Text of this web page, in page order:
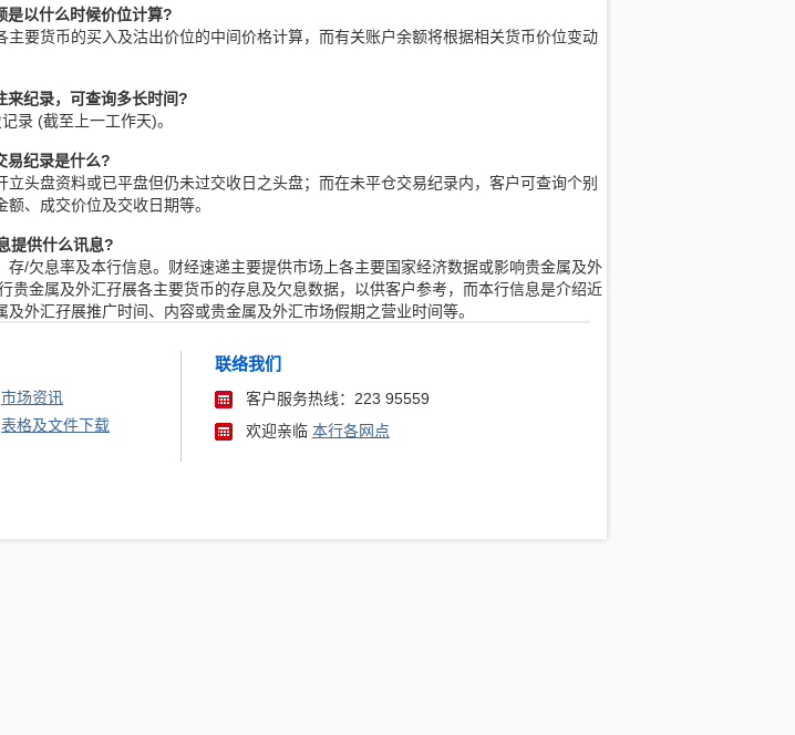
以什么时候价位计算?
主要货币的买入及沽出价位的中间价格计算，而有关账户余额将根据相关货币价位变动
纪录，可查询多长时间?
录 (截至上一工作天)。
纪录是什么?
立头盘资料或已平盘但仍未过交收日之头盘；而在未平仓交易纪录内，客户可查询个别
、成交价位及交收日期等。
提供什么讯息?
存/欠息率及本行信息。财经速递主要提供市场上各主要国家经济数据或影响贵金属及外
贵金属及外汇孖展各主要货币的存息及欠息数据，以供客户参考，而本行信息是介绍近
外汇孖展推广时间、内容或贵金属及外汇市场假期之营业时间等。
市场资讯
表格及文件下载
联络我们
客户服务热线：223 95559
欢迎亲临 本行各网点